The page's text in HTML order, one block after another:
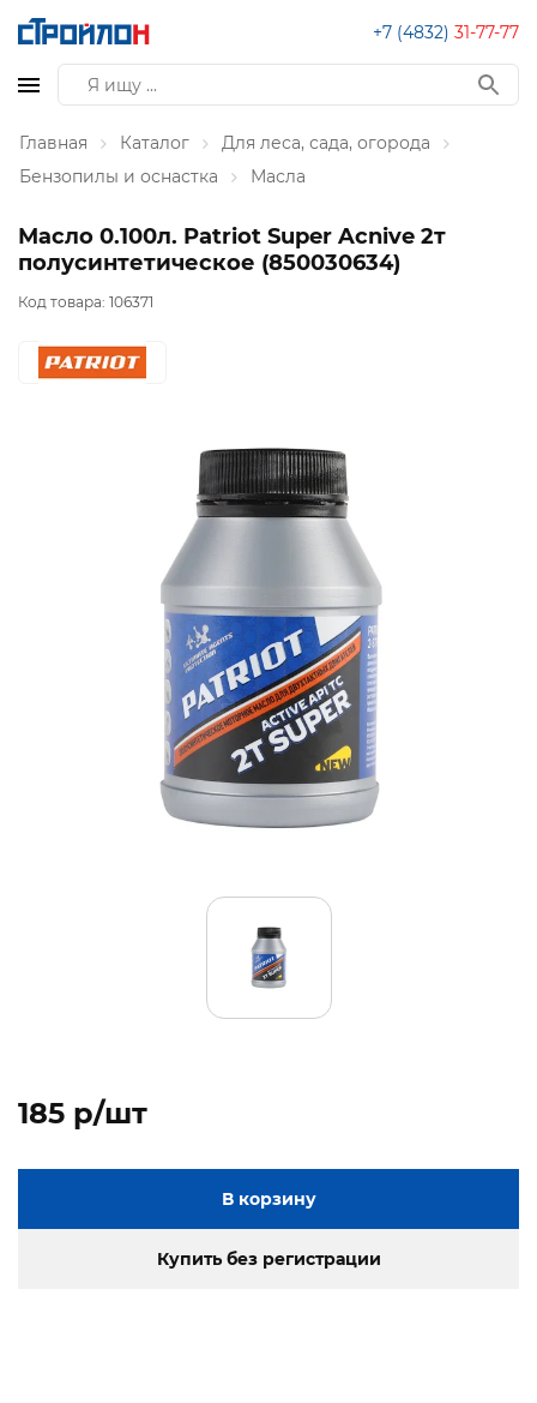
+7 (4832) 31-77-77
Главная Каталог
Для леса, сада, огорода
Бензопилы и оснастка
Масла
Масло 0.100л. Patriot Super Acnive 2т
полусинтетическое (850030634)
Код товара: 106371
185 p/шт
В корзину
Купить без регистрации